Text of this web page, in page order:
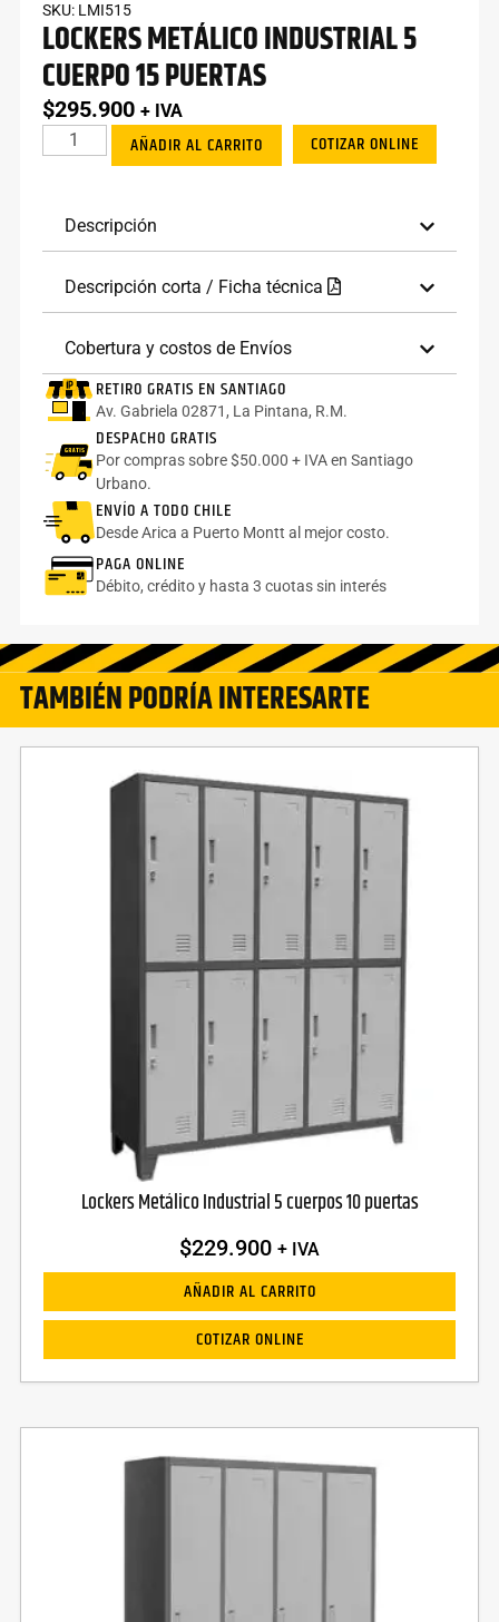
SKU: LMI515
LOCKERS METÁLICO INDUSTRIAL 5
CUERPO 15 PUERTAS
$295.900 + IVA
AÑADIR AL CARRITO COTIZAR ONLINE
Descripción
Descripción corta / Ficha técnica
Cobertura y costos de Envíos
RETIRO GRATIS EN SANTIAGO
Av. Gabriela 02871, La Pintana, R.M.
DESPACHO GRATIS
Por compras sobre $50.000 + IVA en Santiago
Urbano.
ENVÍO A TODO CHILE
Desde Arica a Puerto Montt al mejor costo.
PAGA ONLINE
Débito, crédito y hasta 3 cuotas sin interés
TAMBIÉN PODRÍA INTERESARTE
Lockers Metálico Industrial 5 cuerpos 10 puertas
$229.900 + IVA
AÑADIR AL CARRITO
COTIZAR ONLINE